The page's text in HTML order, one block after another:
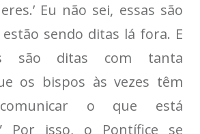
Eu não sei, essas são
sendo ditas lá fora. E
são ditas com tanta
os bispos às vezes têm
o que está
Por isso, o Pontífice se